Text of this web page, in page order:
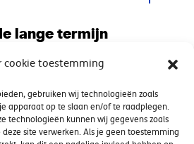
cookie toestemming
gebruiken wij technologieën zoals
apparaat op te slaan en/of te raadplegen.
technologieën kunnen wij gegevens zoals
site verwerken. Als je geen toestemming
lange termijn